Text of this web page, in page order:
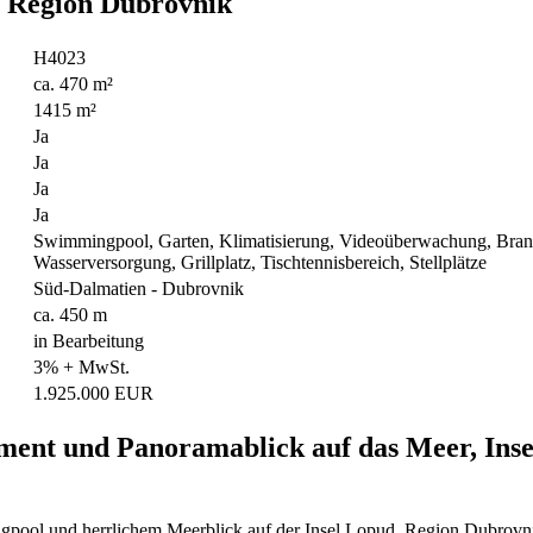
H4023
ca. 470 m²
1415 m²
Ja
Ja
Ja
Ja
Swimmingpool, Garten, Klimatisierung, Videoüberwachung,
Wasserversorgung, Grillplatz, Tischtennisbereich, Stellplätze
Süd-Dalmatien - Dubrovnik
ca. 450 m
in Bearbeitung
3% + MwSt.
1.925.000 EUR
und Panoramablick auf das Meer,